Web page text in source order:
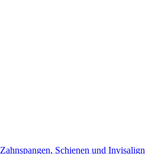
Zahnspangen, Schienen und Invisalign